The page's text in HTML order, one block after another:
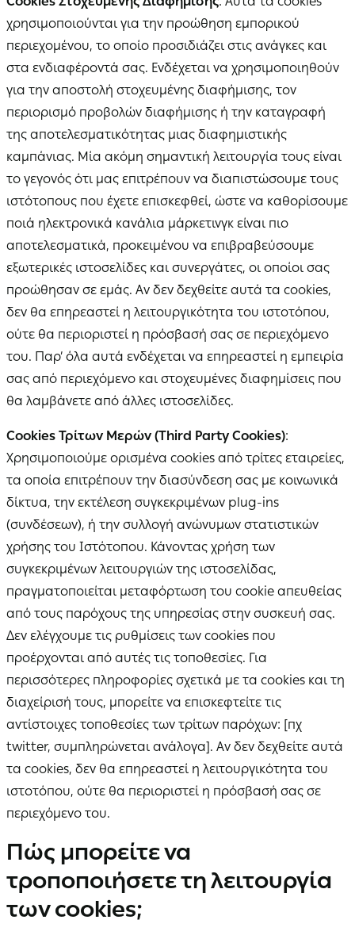
χρησιμοποιούνται για την προώθηση εμπορικού
περιεχομένου, το οποίο προσιδιάζει στις ανάγκες και
στα ενδιαφέροντά σας. Ενδέχεται να χρησιμοποιηθούν
για την αποστολή στοχευμένης διαφήμισης, τον
περιορισμό προβολών διαφήμισης ή την καταγραφή
της αποτελεσματικότητας μιας διαφημιστικής
καμπάνιας. Μία ακόμη σημαντική λειτουργία τους είναι
το γεγονός ότι μας επιτρέπουν να διαπιστώσουμε τους
ιστότοπους που έχετε επισκεφθεί, ώστε να καθορίσουμε
ποιά ηλεκτρονικά κανάλια μάρκετινγκ είναι πιο
αποτελεσματικά, προκειμένου να επιβραβεύσουμε
εξωτερικές ιστοσελίδες και συνεργάτες, οι οποίοι σας
προώθησαν σε εμάς. Αν δεν δεχθείτε αυτά τα cookies,
δεν θα επηρεαστεί η λειτουργικότητα του ιστοτόπου,
ούτε θα περιοριστεί η πρόσβασή σας σε περιεχόμενο
του. Παρ’ όλα αυτά ενδέχεται να επηρεαστεί η εμπειρία
σας από περιεχόμενο και στοχευμένες διαφημίσεις που
θα λαμβάνετε από άλλες ιστοσελίδες.
Cookies Τρίτων Μερών (Third Party Cookies):
Χρησιμοποιούμε ορισμένα cookies από τρίτες εταιρείες,
τα οποία επιτρέπουν την διασύνδεση σας με κοινωνικά
δίκτυα, την εκτέλεση συγκεκριμένων plug-ins
(συνδέσεων), ή την συλλογή ανώνυμων στατιστικών
χρήσης του Ιστότοπου. Κάνοντας χρήση των
συγκεκριμένων λειτουργιών της ιστοσελίδας,
πραγματοποιείται μεταφόρτωση του cookie απευθείας
από τους παρόχους της υπηρεσίας στην συσκευή σας.
Δεν ελέγχουμε τις ρυθμίσεις των cookies που
προέρχονται από αυτές τις τοποθεσίες. Για
περισσότερες πληροφορίες σχετικά με τα cookies και τη
διαχείρισή τους, μπορείτε να επισκεφτείτε τις
αντίστοιχες τοποθεσίες των τρίτων παρόχων: [πχ
twitter, συμπληρώνεται ανάλογα]. Αν δεν δεχθείτε αυτά
τα cookies, δεν θα επηρεαστεί η λειτουργικότητα του
ιστοτόπου, ούτε θα περιοριστεί η πρόσβασή σας σε
περιεχόμενο του.
Πώς μπορείτε να
τροποποιήσετε τη λειτουργία
των cookies;